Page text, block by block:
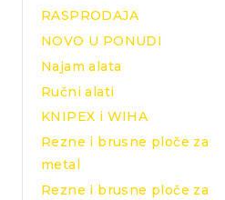
RASPRODAJA
NOVO U PONUDI
Najam alata
Ručni alati
KNIPEX i WIHA
Rezne i brusne ploče za
metal
Rezne i brusne ploče za